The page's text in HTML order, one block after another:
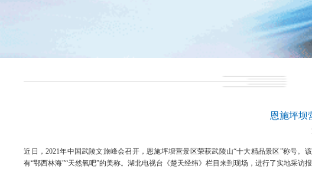
恩施坪坝
近日，2021年中国武陵文旅峰会召开，恩施坪坝营景区荣获武陵山“十大精品景区”称号
有“鄂西林海”“天然氧吧”的美称。湖北电视台《楚天经纬》栏目来到现场，进行了实地采访报